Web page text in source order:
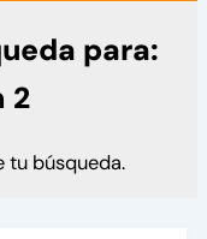
para:
2
tu búsqueda.